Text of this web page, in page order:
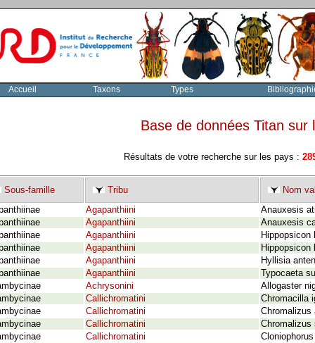
Accueil Taxons Types
Base de données Titan
Résultats de votre recherche sur les pays :
Sous-famille Tribu
Nom
Agapanthiini
Anauxesis
Agapanthiini
Anauxesis
Agapanthiini
Hippopsicon
Agapanthiini
Hippopsicon
Agapanthiini
Hyllisia
Agapanthiini
Typocaeta
Achrysonini
Allogaster
Callichromatini
Chromacilla
Callichromatini
Chromalizus
Callichromatini
Chromalizus
Callichromatini